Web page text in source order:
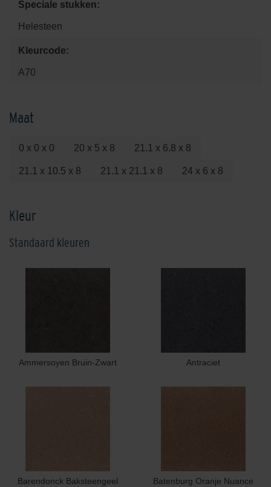
Speciale stukken:
Helesteen
Kleurcode:
A70
Maat
0 x 0 x 0 20 x 5 x 8 21.1 x 6.8 x 8
21.1 x 10.5 x 8 21.1 x 21.1 x 8 24 x 6 x 8
Kleur
Standaard kleuren
Ammersoyen Bruin-Zwart Antraciet
Barendonck Baksteengeel Batenburg Oranje Nuance